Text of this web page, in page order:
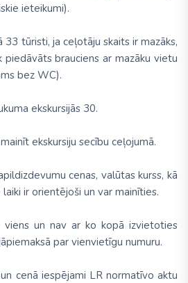
ieteikumi).
33 tūristi, ja ceļotāju skaits ir mazāks,
brauciens ar mazāku vietu
bez WC).
ekskursijās 30.
ekskursiju secību ceļojumā.
cenas, valūtas kurss, kā
ir orientējoši un var mainīties.
viens un nav ar ko kopā izvietoties
par vienvietīgu numuru.
cenā iespējami LR normatīvo aktu